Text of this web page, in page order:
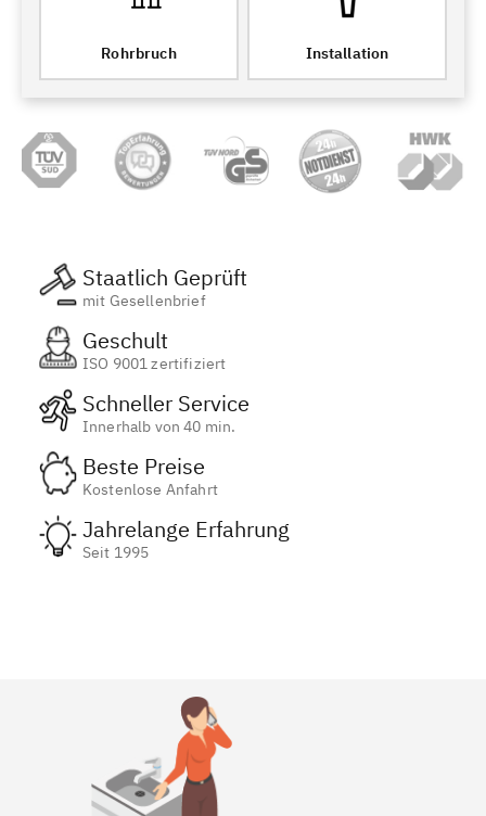
Rohrbruch Installation
Staatlich Geprüft
mit Gesellenbrief
Geschult
ISO 9001 zertifiziert
Schneller Service
Innerhalb von 40 min.
Beste Preise
Kostenlose Anfahrt
Jahrelange Erfahrung
Seit 1995